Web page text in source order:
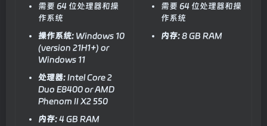
需要 64 位处理器和操
作系统
操作系统: Windows 10
(version 21H1+) or
Windows 11
处理器:Intel Core 2
Duo E8400 or AMD
Phenom II X2 550
内存:4 GB RAM
需要 64 位处理器和操
作系统
内存:8 GB RAM